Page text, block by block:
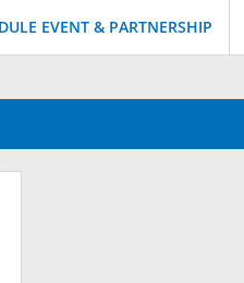
EVENT & PARTNERSHIP